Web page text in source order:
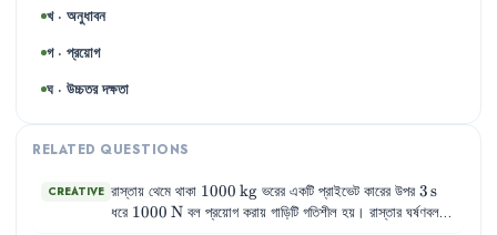
খ · অনুধাবন
গ · প্রয়োগ
ঘ · উচ্চতর দক্ষতা
RELATED QUESTIONS
CREATIVE রাস্তায় থেমে থাকা 1000\,\text{kg}
1000 kg ভরের একটি প্রাইভেট কারের উপর 3s
ধরে 1000\,\text{N}
1000 N বল প্রয়োগ করায় গাড়িটি গতিশীল হয়। রাস্তার ঘর্ষণবল